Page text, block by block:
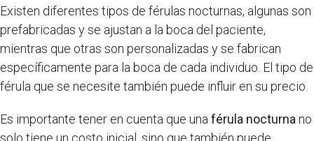
Existen diferentes tipos de férulas nocturnas, algunas son
prefabricadas y se ajustan a la boca del paciente,
mientras que otras son personalizadas y se fabrican
específicamente para la boca de cada individuo. El tipo de
férula que se necesite también puede influir en su precio.
Es importante tener en cuenta que una férula nocturna no
solo tiene un costo inicial, sino que también puede